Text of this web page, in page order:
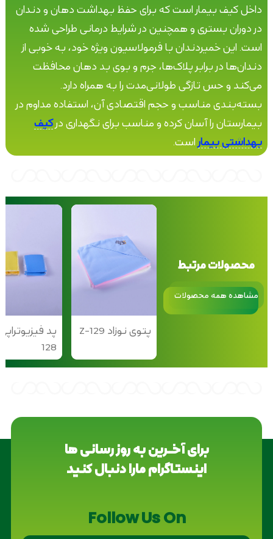
داخل کیف بیمار است که برای حفظ بهداشت دهان و دندان
در دوران بستری و همچنین در شرایط درمانی طراحی شده
است. این خمیردندان با فرمولاسیون ویژه خود، به خوبی از
دندان‌ها در برابر پلاک‌ها، جرم و بوی بد دهان محافظت
می‌کند و حس تازگی طولانی‌مدت را به همراه دارد.
بسته‌بندی مناسب و حجم اقتصادی آن، استفاده مداوم در
بیمارستان را آسان کرده و مناسب برای نگهداری درکیف
بهداشتی بیمار است.
محصولات مرتبط
مشاهده همه محصولات
پتوی نوزاد Z-129
128
برای آخــرین به روز رسانی ها
اینستاگرام مارا دنبال کنید
Follow Us On